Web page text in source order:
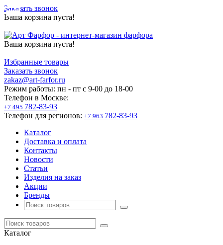
Заказать звонок
Ваша корзина пуста!
Ваша корзина пуста!
Избранные товары
Заказать звонок
zakaz@art-farfor.ru
Режим работы: пн - пт c 9-00 до 18-00
Телефон в Москве:
+7 495 782-83-93
Телефон для регионов: +7 963 782-83-93
Каталог
Доставка и оплата
Контакты
Новости
Статьи
Изделия на заказ
Акции
Бренды
Каталог